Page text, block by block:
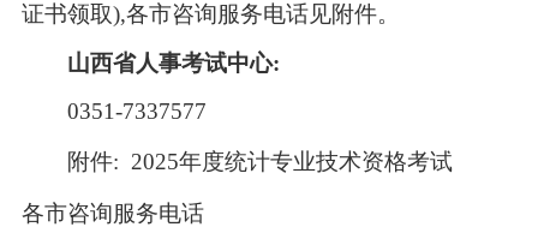
证书领取),各市咨询服务电话见附件。
山西省人事考试中心:
0351-7337577
附件: 2025年度统计专业技术资格考试
各市咨询服务电话